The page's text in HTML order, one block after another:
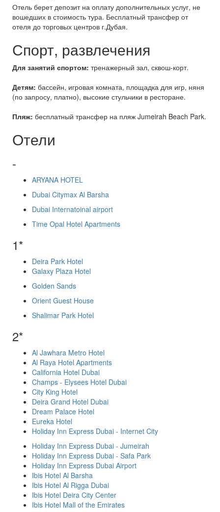
Отель берет депозит на оплату дополнительных услуг, не
вошедших в стоимость тура. Бесплатный трансфер от
отеля до торговых центров г.Дубая.
Спорт, развлечения
Для занятий спортом: тренажерный зал, сквош-корт.
Детям: бассейн, игровая комната, площадка для игр, няня
(по запросу, платно), высокие стульчики в ресторане.
Пляж: бесплатный трансфер на пляж Jumeirah Beach Park.
Отели
-
ARYANA HOTEL
Dubai Citymax Al Barsha
Dubai Internatoinal airport
Time Opal Hotel Apartments
1*
Deira Park Hotel
Galaxy Plaza Hotel
Golden Sands
Orient Guest House
Shalimar Park Hotel
2*
Al Jawhara Metro Hotel
Al Raya Hotel Apartments
California Hotel Dubai
Champs - Elysees Hotel Dubai
City King Hotel
Deira Grand Hotel Dubai
Dream Palace Hotel
Eureka Hotel
Holiday Inn Express Dubai - Internet City
Holiday Inn Express Dubai - Jumeirah
Holiday Inn Express Dubai - Safa Park
Holiday Inn Express Dubai Airport
Ibis Hotel Al Barsha
Ibis Hotel Al Rigga Dubai
Ibis Hotel Deira City Center
Ibis Hotel Mall of the Emirates